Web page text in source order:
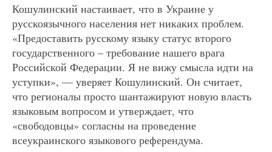
Кошулинский настаивает, что в Украине у
русскоязычного населения нет никаких проблем.
«Предоставить русскому языку статус второго
государственного – требование нашего врага
Российской Федерации. Я не вижу смысла идти на
уступки», — уверяет Кошулинский. Он считает,
что регионалы просто шантажируют новую власть
языковым вопросом и утверждает, что
«свободовцы» согласны на проведение
всеукраинского языкового референдума.